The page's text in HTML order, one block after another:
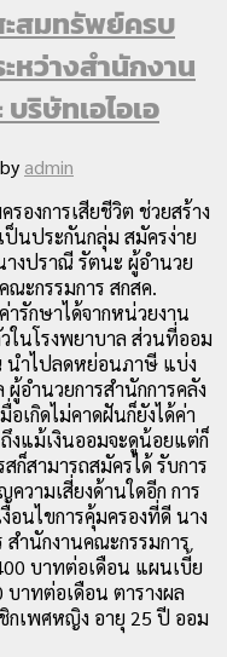
สมทรัพย์ครบ
หว่างสำนักงาน
ริษัทเอไอเอ
by admin
องการเสียชีวิต ช่วยสร้าง
ป็นประกันกลุ่ม สมัครง่าย
งปราณี รัตนะ ผู้อำนวย
ะกรรมการ สกสค.
ารักษาได้จากหน่วยงาน
ในโรงพยาบาล ส่วนที่ออม
นำไปลดหย่อนภาษี แบ่ง
อำนวยการสำนักการคลัง
เกิดไม่คาดฝันก็ยังได้ค่า
งแม้เงินออมจะดูน้อยแต่ก็
ก็สามารถสมัครได้ รับการ
วามเสี่ยงด้านใดอีก การ
อนไขการคุ้มครองที่ดี นาง
ำนักงานคณะกรรมการ
บาทต่อเดือน แผนเบี้ย
าทต่อเดือน ตารางผล
กเพศหญิง อายุ 25 ปี ออม